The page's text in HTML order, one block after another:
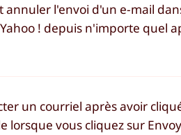
l'envoi d'un e-mail
! depuis n'importe quel
un courriel après avoir
lorsque vous cliquez sur